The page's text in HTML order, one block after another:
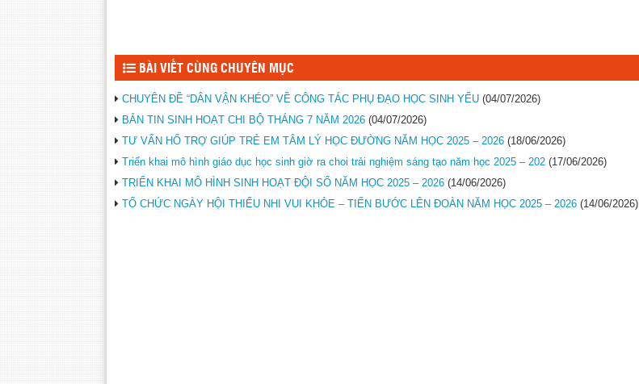
BÀI VIẾT CÙNG CHUYÊN MỤC
CHUYÊN ĐỀ “DÂN VẬN KHÉO” VỀ CÔNG TÁC PHỤ ĐẠO HỌC SINH YẾU (04/07/2026)
BẢN TIN SINH HOẠT CHI BỘ THÁNG 7 NĂM 2026 (04/07/2026)
TƯ VẤN HỔ TRỢ GIÚP TRẺ EM TÂM LÝ HỌC ĐƯỜNG NĂM HỌC 2025 – 2026 (18/06/2026)
Triển khai mô hình giáo dục học sinh giờ ra choi trải nghiệm sáng tạo năm học 2025 – 202 (17/06/2026)
TRIỂN KHAI MÔ HÌNH SINH HOẠT ĐỘI SỐ NĂM HỌC 2025 – 2026 (14/06/2026)
TỔ CHỨC NGÀY HỘI THIẾU NHI VUI KHỎE – TIẾN BƯỚC LÊN ĐOÀN NĂM HỌC 2025 – 2026 (14/06/2026)